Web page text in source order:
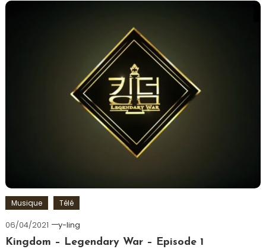
Musique Télé
06/04/2021
y-ling
Kingdom – Legendary War – Episode 1